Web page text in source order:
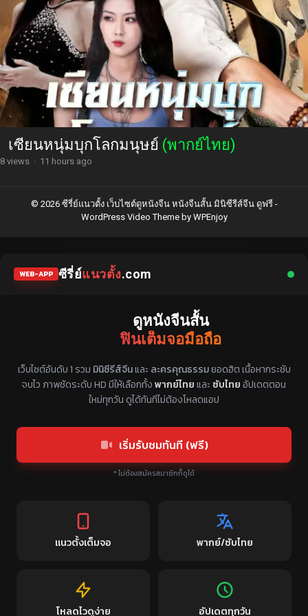
เซียนหนุ่มบุกโลกมนุษย์ (พากย์ไทย)
8 views · 11 hours ago
© 2026 ซีรี่ย์แนวตั้ง เว็บไซต์ดูหนังจีน หนังจีนสั้น มินิซีรีส์จีน ดูฟรี -
WordPress Video Themeby WPEnjoy
WEB-APP ซีรี่ย์แนวตั้ง.com
ดูหนังจีนสั้น
ฟินเต็มจอมือถือ
เว็บไซต์อันดับ 1 รวม มินิซีรีส์จีนและ ละครคุณธรรมยอดฮิต เนื้อหากระชับ
จบไว ภาพชัดระดับ HD มีให้เลือกทั้งพากย์ไทยและ ซับไทยอัปเดตตอน
ใหม่ทุกวัน ดูได้ทันทีไม่ต้องโหลดแอป
เริ่มรับชมทันที (ฟรี)
* ไม่ต้องสมัครสมาชิกก็ดูได้
แนวตั้งเต็มจอ พากย์/ซับไทย
โหลดไวดูง่าย อัปเดตทุกวัน